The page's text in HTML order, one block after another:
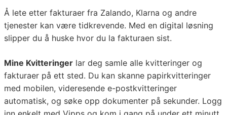
Å lete etter fakturaer fra Zalando, Klarna og andre
tjenester kan være tidkrevende. Med en digital løsning
slipper du å huske hvor du la fakturaen sist.
Mine Kvitteringer lar deg samle alle kvitteringer og
fakturaer på ett sted. Du kan skanne papirkvitteringer
med mobilen, videresende e-postkvitteringer
automatisk, og søke opp dokumenter på sekunder. Logg